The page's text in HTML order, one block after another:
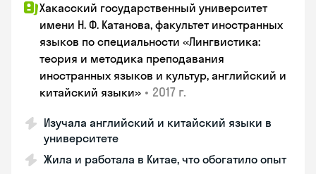
Хакасский государственный университет
имени Н. Ф. Катанова, факультет иностранных
языков по специальности «Лингвистика:
теория и методика преподавания
иностранных языков и культур, английский и
китайский языки» • 2017 г.
Изучала английский и китайский языки в
университете
Жила и работала в Китае, что обогатило опыт